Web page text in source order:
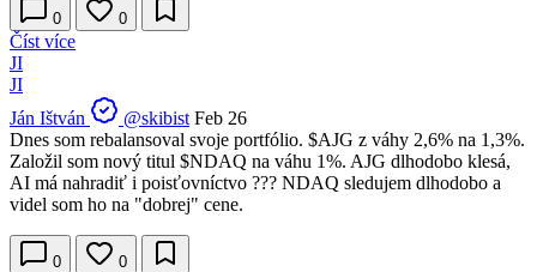
0 0
Číst více
JI
JI
Ján Ištván
@skibist Feb 26
Dnes som rebalansoval svoje portfólio. $AJG z váhy 2,6% na 1,3%.
Založil som nový titul $NDAQ na váhu 1%. AJG dlhodobo klesá,
AI má nahradiť i poisťovníctvo ??? NDAQ sledujem dlhodobo a
videl som ho na "dobrej" cene.
0 0